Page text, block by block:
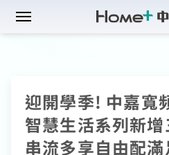
速翻倍
年短約
系列方案
壢平鎮觀音
迎開學季! 中嘉寬
智慧生活系列新
串流多享自由配